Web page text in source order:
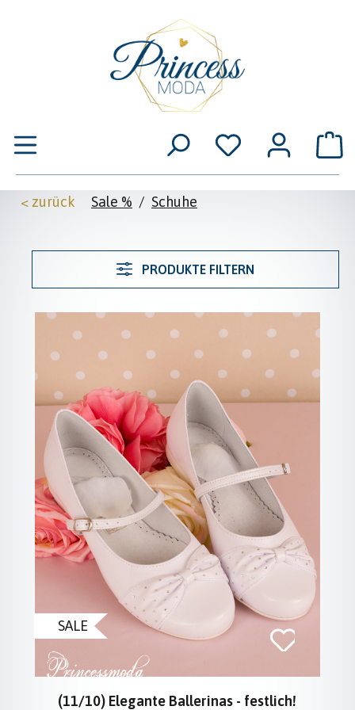
< zurück Sale % / Schuhe
PRODUKTE FILTERN
SALE
(11/10) Elegante Ballerinas - festlich!